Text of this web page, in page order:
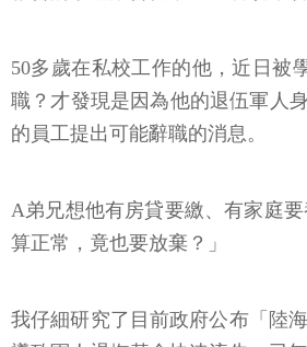
職？才發現是因為他的退伍軍人
的員工提出可能辭職的消息。
算正常，竟也要放棄？」
導致軍人退撫基金快速流失，已